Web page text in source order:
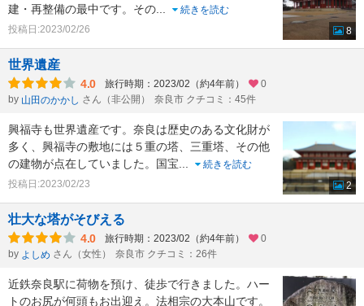
建・再整備の最中です。その
続きを読む
投稿日:2023/02/26
8
世界遺産
4.0 旅行時期：2023/02（約4年前）
0
by 山田のかかし さん（非公開） 奈良市 クチコミ：45件
興福寺も世界遺産です。奈良は歴史のある文化財が
多く、興福寺の敷地には５重の塔、三重塔、その他
の建物が点在していました。国宝
続きを読む
投稿日:2023/02/23
2
壮大な塔がそびえる
4.0 旅行時期：2023/02（約4年前）
0
by よしめ さん（女性） 奈良市 クチコミ：26件
近鉄奈良駅に荷物を預け、徒歩で行きました。ハー
トのお尻が何頭もお出迎え。法相宗の大本山です。